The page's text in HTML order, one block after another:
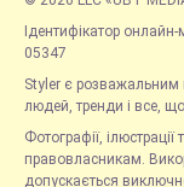
Ідентифікатор онлайн-
05347
Styler є розважальним
людей, тренди і все,
Фотографії,
правовласникам.
допускається